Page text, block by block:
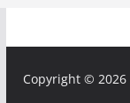
Copyright © 2026